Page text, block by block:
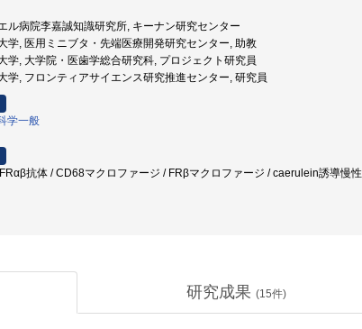
ル病院李嘉誠知識研究所, キーナン研究センター
学, 医用ミニブタ・先端医療開発研究センター, 助教
学, 大学院・医歯学総合研究科, プロジェクト研究員
学, フロンティアサイエンス研究推進センター, 研究員
学一般
抗体 / CD68マクロファージ / FRβマクロファージ / caerulein誘導慢
研究成果 (15件)